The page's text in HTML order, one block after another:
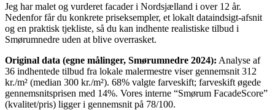
Jeg har malet og vurderet facader i Nordsjælland i over 12 år.
Nedenfor får du konkrete priseksempler, et lokalt dataindsigt-afsnit
og en praktisk tjekliste, så du kan indhente realistiske tilbud i
Smørumnedre uden at blive overrasket.
Original data (egne målinger, Smørumnedre 2024): Analyse af
36 indhentede tilbud fra lokale malermestre viser gennemsnit 312
kr./m² (median 300 kr./m²). 68% valgte farveskift; farveskift øgede
gennemsnitsprisen med 14%. Vores interne “Smørum FacadeScore”
(kvalitet/pris) ligger i gennemsnit på 78/100.